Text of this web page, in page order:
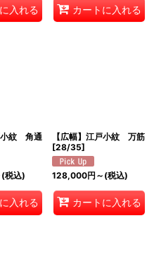
入れる カートに入れる
小紋 角通
(税込)
入れる
【広幅】江戸小紋 万筋
[28/35]
128,000円 ～ (税込)
カートに入れる